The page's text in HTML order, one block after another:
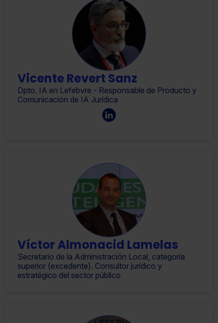
Vicente Revert Sanz
Dpto. IA en Lefebvre - Responsable de Producto y
Comunicación de IA Jurídica
Víctor Almonacid Lamelas
Secretario de la Administración Local, categoría
superior (excedente). Consultor jurídico y
estratégico del sector público